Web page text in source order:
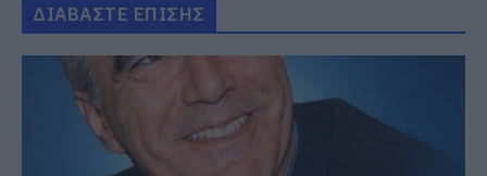
ΔΙΑΒΑΣΤΕ ΕΠΙΣΗΣ